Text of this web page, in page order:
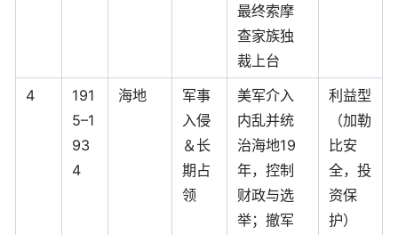
最终索摩
查家族独
裁上台
4
191
5–1
93
4
海地
军事
入侵
＆长
期占
领
美军介入
内乱并统
治海地19
年，控制
财政与选
举；撤军
利益型
（加勒
比安
全，投
资保
护）